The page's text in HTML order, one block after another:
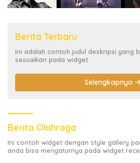
Berita Terbaru
Ini adalah contoh judul deskripsi yang
sesuaikan pada widget
Selengkapnya
Berita Olahraga
Ini contoh widget dengan style gallery
anda bisa mengaturnya pada widget